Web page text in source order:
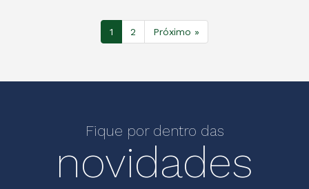
1 2 Próximo »
Fique por dentro das
novidades